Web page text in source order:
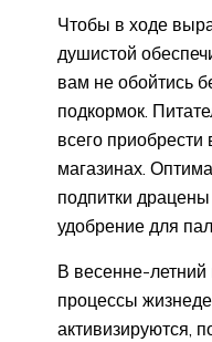
Чтобы в ходе
душистой
вам не обойтись
подкормок.
всего
магазинах.
подпитки
удобрение для
В весенне-летний
процессы
активизируются,